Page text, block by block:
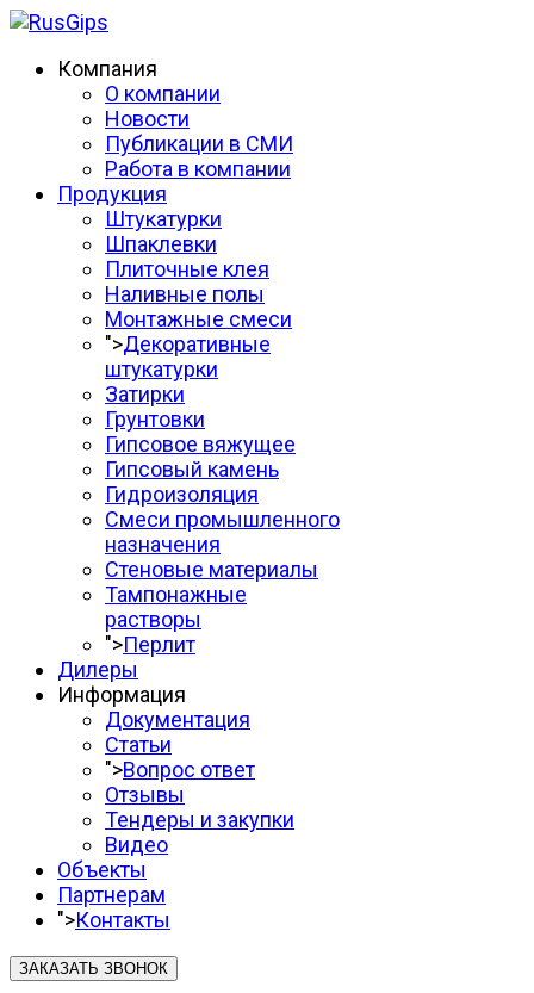
Компания
О компании
Новости
Публикации в СМИ
Работа в компании
Продукция
Штукатурки
Шпаклевки
Плиточные клея
Наливные полы
Монтажные смеси
">Декоративные
штукатурки
Затирки
Грунтовки
Гипсовое вяжущее
Гипсовый камень
Гидроизоляция
Смеси промышленного
назначения
Стеновые материалы
Тампонажные
растворы
">Перлит
Дилеры
Информация
Документация
Статьи
">Вопрос ответ
Отзывы
Тендеры и закупки
Видео
Объекты
Партнерам
">Контакты
ЗАКАЗАТЬ ЗВОНОК